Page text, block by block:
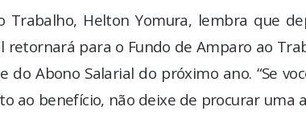
Trabalho, Helton Yomura, lembra que
retornará para o Fundo de Amparo ao
do Abono Salarial do próximo ano. “Se
ao benefício, não deixe de procurar uma